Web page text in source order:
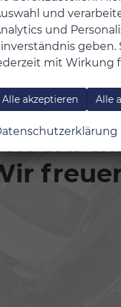
wir
und
und
mit Wirkung
Alle akzeptieren Alle